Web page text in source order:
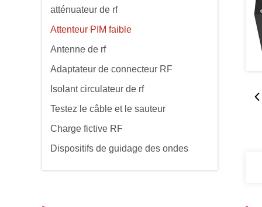
atténuateur de rf
Attenteur PIM faible
Antenne de rf
Adaptateur de connecteur RF
Isolant circulateur de rf
Testez le câble et le sauteur
Charge fictive RF
Dispositifs de guidage des ondes